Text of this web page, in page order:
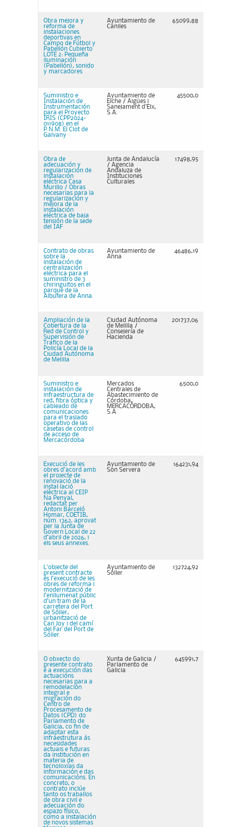
Obra mejora y
reforma de
instalaciones
deportivas en
Campo de Fútbol y
Pabellón Cubierto
LOTE 2: Pequeña
iluminación
(Pabellón), sonido
y marcadores
Ayuntamiento de
Caniles
65099,88
Suministro e
Instalación de
Instrumentación
para el Proyecto
IRIS (CPP2024-
011908) en el
P.N.M. El Clot de
Galvany
Ayuntamiento de
Elche / Aigües i
Sanejament d'Elx,
S.A.
45500,0
Obra de
adecuación y
regularización de
instalación
eléctrica Casa
Murillo / Obras
necesarias para la
regularización y
mejora de la
instalación
eléctrica de baja
tensión de la sede
del IAF
Junta de Andalucía
/ Agencia
Andaluza de
Instituciones
Culturales
17498,95
Contrato de obras
sobre la
instalación de
centralización
eléctrica para el
suministro de 3
chiringuitos en el
parque de la
Albufera de Anna.
Ayuntamiento de
Anna
46486,19
Ampliación de la
Cobertura de la
Red de Control y
Supervisión de
Trafico de la
Policía Local de la
Ciudad Autónoma
de Melilla
Ciudad Autónoma
de Melilla /
Consejería de
Hacienda
201737,06
Suministro e
instalación de
infraestructura de
red, fibra óptica y
cableado de
comunicaciones
para el traslado
operativo de las
casetas de control
de acceso de
Mercacórdoba
Mercados
Centrales de
Abastecimiento de
Córdoba,
MERCACÓRDOBA,
S.A
6500,0
Execució de les
obres d’acord amb
el projecte de
renovació de la
instal·lació
elèctrica al CEIP
Na Penyal,
redactat per
Antoni Barceló
Homar, COETIB,
núm. 1362, aprovat
per la Junta de
Govern Local de 22
d’abril de 2026, i
els seus annexes.
Ayuntamiento de
Son Servera
164231,94
L'objecte del
present contracte
és l’execució de les
obres de reforma i
modernització de
l’enllumenat públic
d’un tram de la
carretera del Port
de Sóller,
urbanització de
Can Joy i del camí
del Far del Port de
Sóller.
Ayuntamiento de
Sóller
132724,92
O obxecto do
presente contrato
é a execución das
actuacións
necesarias para a
remodelación
integral e
migración do
Centro de
Procesamento de
Datos (CPD) do
Parlamento de
Galicia, co fin de
adaptar esta
infraestrutura ás
necesidades
actuais e futuras
da institución en
materia de
tecnoloxías da
información e das
comunicacións. En
concreto, o
contrato inclúe
tanto os traballos
de obra civil e
adecuación do
espazo físico,
como a instalación
de novos sistemas
Xunta de Galicia /
Parlamento de
Galicia
645991,7